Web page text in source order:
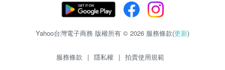
Yahoo台灣電子商務 版權所有 © 2026 服務條款(更新)
服務條款 | 隱私權 | 拍賣使用規範